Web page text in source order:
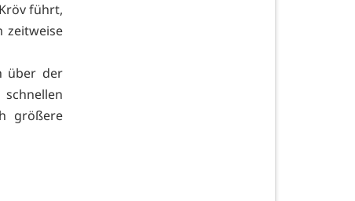
führt,
zeitweise
über der
größere